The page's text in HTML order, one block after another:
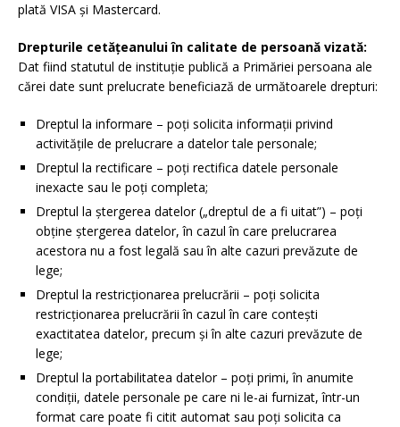
plată VISA și Mastercard.
Drepturile cetățeanului în calitate de persoană vizată:
Dat fiind statutul de instituție publică a Primăriei persoana ale
cărei date sunt prelucrate beneficiază de următoarele drepturi:
Dreptul la informare – poți solicita informații privind
activitățile de prelucrare a datelor tale personale;
Dreptul la rectificare – poți rectifica datele personale
inexacte sau le poți completa;
Dreptul la ștergerea datelor („dreptul de a fi uitat”) – poți
obține ștergerea datelor, în cazul în care prelucrarea
acestora nu a fost legală sau în alte cazuri prevăzute de
lege;
Dreptul la restricționarea prelucrării – poți solicita
restricționarea prelucrării în cazul în care contești
exactitatea datelor, precum și în alte cazuri prevăzute de
lege;
Dreptul la portabilitatea datelor – poți primi, în anumite
condiții, datele personale pe care ni le-ai furnizat, într-un
format care poate fi citit automat sau poți solicita ca